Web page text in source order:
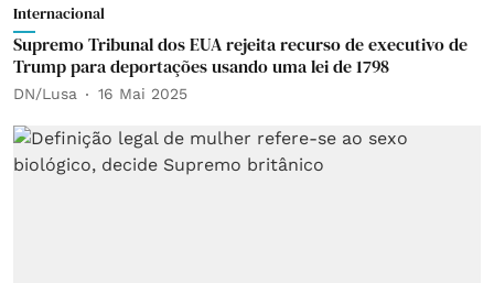
Internacional
Supremo Tribunal dos EUA rejeita recurso de executivo de
Trump para deportações usando uma lei de 1798
DN/Lusa 16 Mai 2025